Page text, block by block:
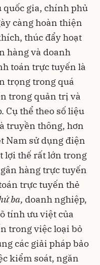
quốc gia, chính phủ
càng hoàn thiện
thúc đẩy hoạt
hàng và doanh
toán trực tuyến là
trọng trong quá
trong quản trị và
Cụ thể theo số liệu
truyền thông, hơn
Nam sử dụng điện
lợi thế rất lớn trong
hàng trực tuyến
trực tuyến thẻ
ba, doanh nghiệp,
tính ưu việt của
trong việc loại bỏ
các giải pháp bảo
kiểm soát, ngăn